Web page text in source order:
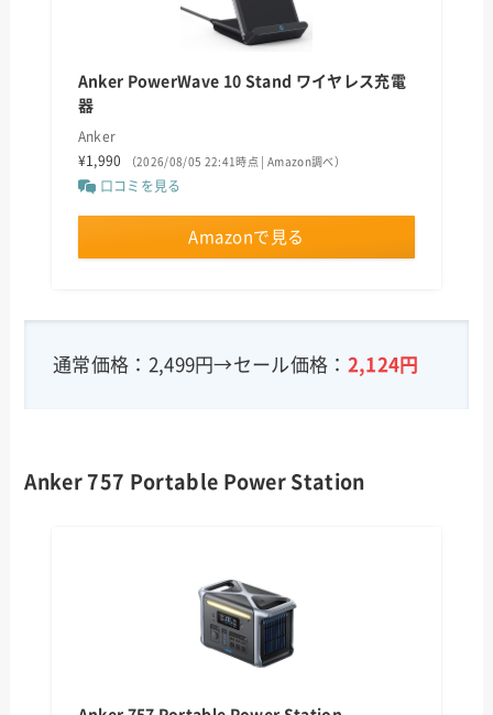
Anker PowerWave 10 Stand ワイヤレス充電
器
Anker
¥1,990
（2026/08/05 22:41時点 | Amazon調べ）
口コミを見る
Amazonで見る
通常価格：2,499円→セール価格： 2,124円
Anker 757 Portable Power Station